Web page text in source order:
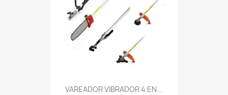
VAREADOR VIBRADOR 4 EN...